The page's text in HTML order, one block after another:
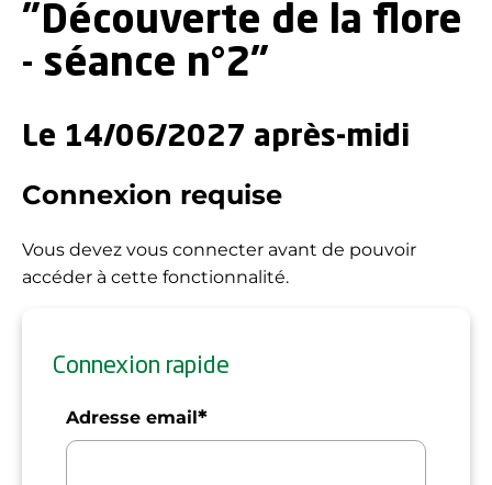
"Découverte de la flore
- séance n°2"
Le 14/06/2027 après-midi
Connexion requise
Vous devez vous connecter avant de pouvoir
accéder à cette fonctionnalité.
Connexion rapide
Adresse email*